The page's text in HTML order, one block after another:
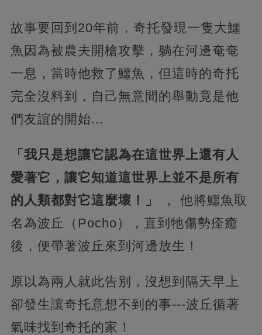
故事要回到20年前，奇托發現一隻大鱷
魚因為被農夫開槍攻擊，躺在河邊奄奄
一息，當時他救了鱷魚，但這時的奇托
完全沒料到，自己無意間的舉動竟是他
們友誼的開始...
「我只是想讓它認為在這世界上還有人
愛著它，讓它知道這世界上並不是所有
的人類都對它這麼壞！」
， 他將鱷魚取
名為波丘（Pocho），直到牠傷勢痊癒
後，便帶著波丘來到河邊放生！
原以為兩人就此告別，沒想到隔天早上
卻發生讓奇托意想不到的事---波丘循著
氣味找到奇托的家！